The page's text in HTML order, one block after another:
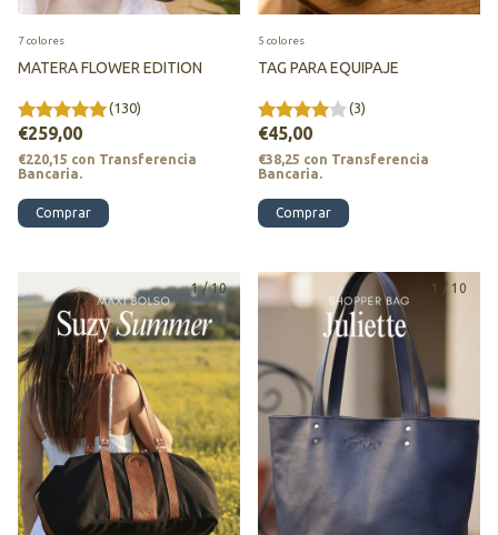
MATERA FLOWER EDITION
(130)
€259,00
€220,15 con Transferencia
Bancaria.
7 colores
Comprar
TAG PARA EQUIPAJE
(3)
€45,00
€38,25 con Transferencia
Bancaria.
5 colores
Comprar
1/10 1 / 10